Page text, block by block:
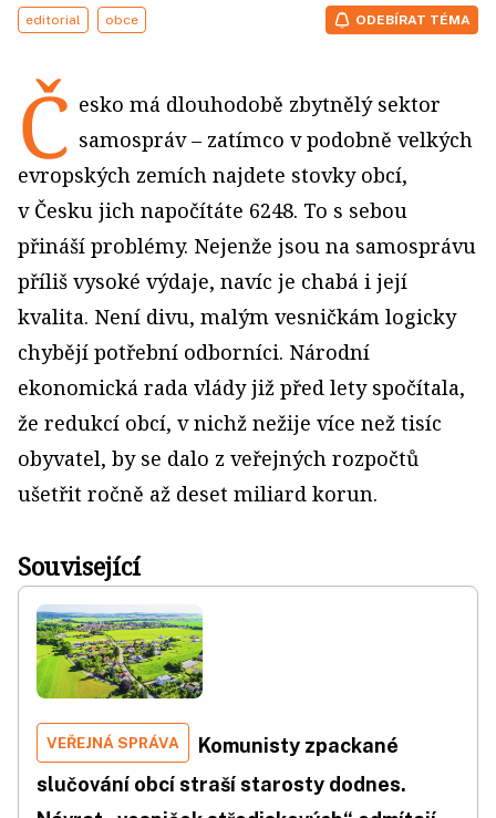
editorial obce ODEBÍRAT TÉMA
Č esko má dlouhodobě zbytnělý sektor
samospráv – zatímco v podobně velkých
evropských zemích najdete stovky obcí,
v Česku jich napočítáte 6248. To s sebou
přináší problémy. Nejenže jsou na samosprávu
příliš vysoké výdaje, navíc je chabá i její
kvalita. Není divu, malým vesničkám logicky
chybějí potřební odborníci. Národní
ekonomická rada vlády již před lety spočítala,
že redukcí obcí, v nichž nežije více než tisíc
obyvatel, by se dalo z veřejných rozpočtů
ušetřit ročně až deset miliard korun.
Související
VEŘEJNÁ SPRÁVA
Komunisty zpackané
slučování obcí straší starosty dodnes.